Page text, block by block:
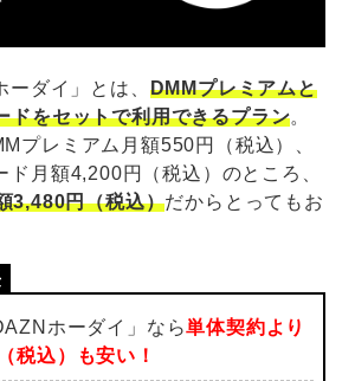
ーダイ」とは、 DMMプレミアムと
ドをセットで利用できるプラン。
プレミアム月額550円（税込）、
ド月額4,200円（税込）のところ、
3,480円（税込）だからとってもお
ホーダイ」なら単体契約より
税込）も安い！